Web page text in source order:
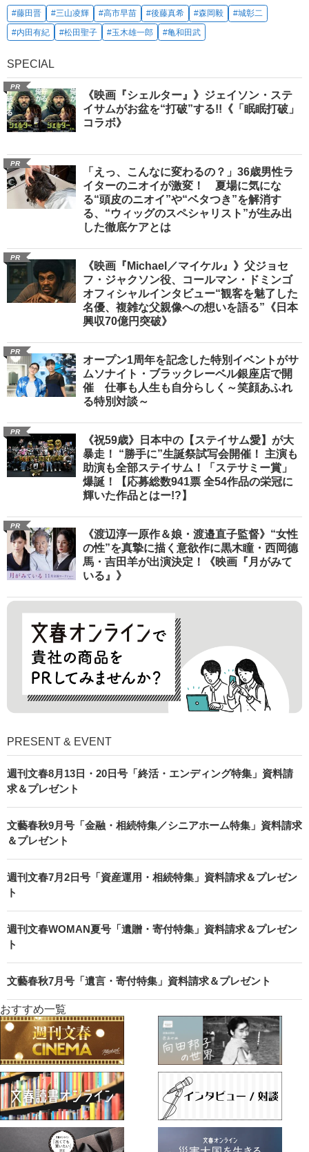
#藤田晋 #三山凌輝 #高市早苗 #後藤真希 #森岡毅
#城彰二
#内田有紀
#松田聖子 #玉木雄一郎 #亀和田武
SPECIAL
PR
《映画『シェルター』》ジェイソン・ステ
イサムがお盆を“打破”する!!《「眠眠打破」
コラボ》
PR
「えっ、こんなに変わるの？」36歳男性ラ
イターのニオイが激変！ 夏場に気にな
る“頭皮のニオイ”や“ベタつき”を解消す
る、“ウィッグのスペシャリスト”が生み出
した徹底ケアとは
PR
《映画『Michael／マイケル』》父ジョセ
フ・ジャクソン役、コールマン・ドミンゴ
オフィシャルインタビュー“観客を魅了した
名優、複雑な父親像への想いを語る”《日本
興収70億円突破》
PR
オープン1周年を記念した特別イベントがサ
ムソナイト・ブラックレーベル銀座店で開
催 仕事も人生も自分らしく～笑顔あふれ
る特別対談～
PR
《祝59歳》日本中の【ステイサム愛】が大
暴走！ “勝手に”生誕祭試写会開催！ 主演も
助演も全部ステイサム！「ステサミー賞」
爆誕！【応募総数941票 全54作品の栄冠に
輝いた作品とはー!?】
PR
《渡辺淳一原作＆娘・渡邉直子監督》“女性
の性”を真摯に描く意欲作に黒木瞳・西岡德
馬・吉田羊が出演決定！《映画『月がみて
いる』》
PRESENT & EVENT
週刊文春8月13日・20日号「終活・エンディング特集」資料請
求＆プレゼント
文藝春秋9月号「金融・相続特集／シニアホーム特集」資料請求
＆プレゼント
週刊文春7月2日号「資産運用・相続特集」資料請求＆プレゼン
ト
週刊文春WOMAN夏号「遺贈・寄付特集」資料請求＆プレゼン
ト
文藝春秋7月号「遺言・寄付特集」資料請求＆プレゼント
おすすめ一覧